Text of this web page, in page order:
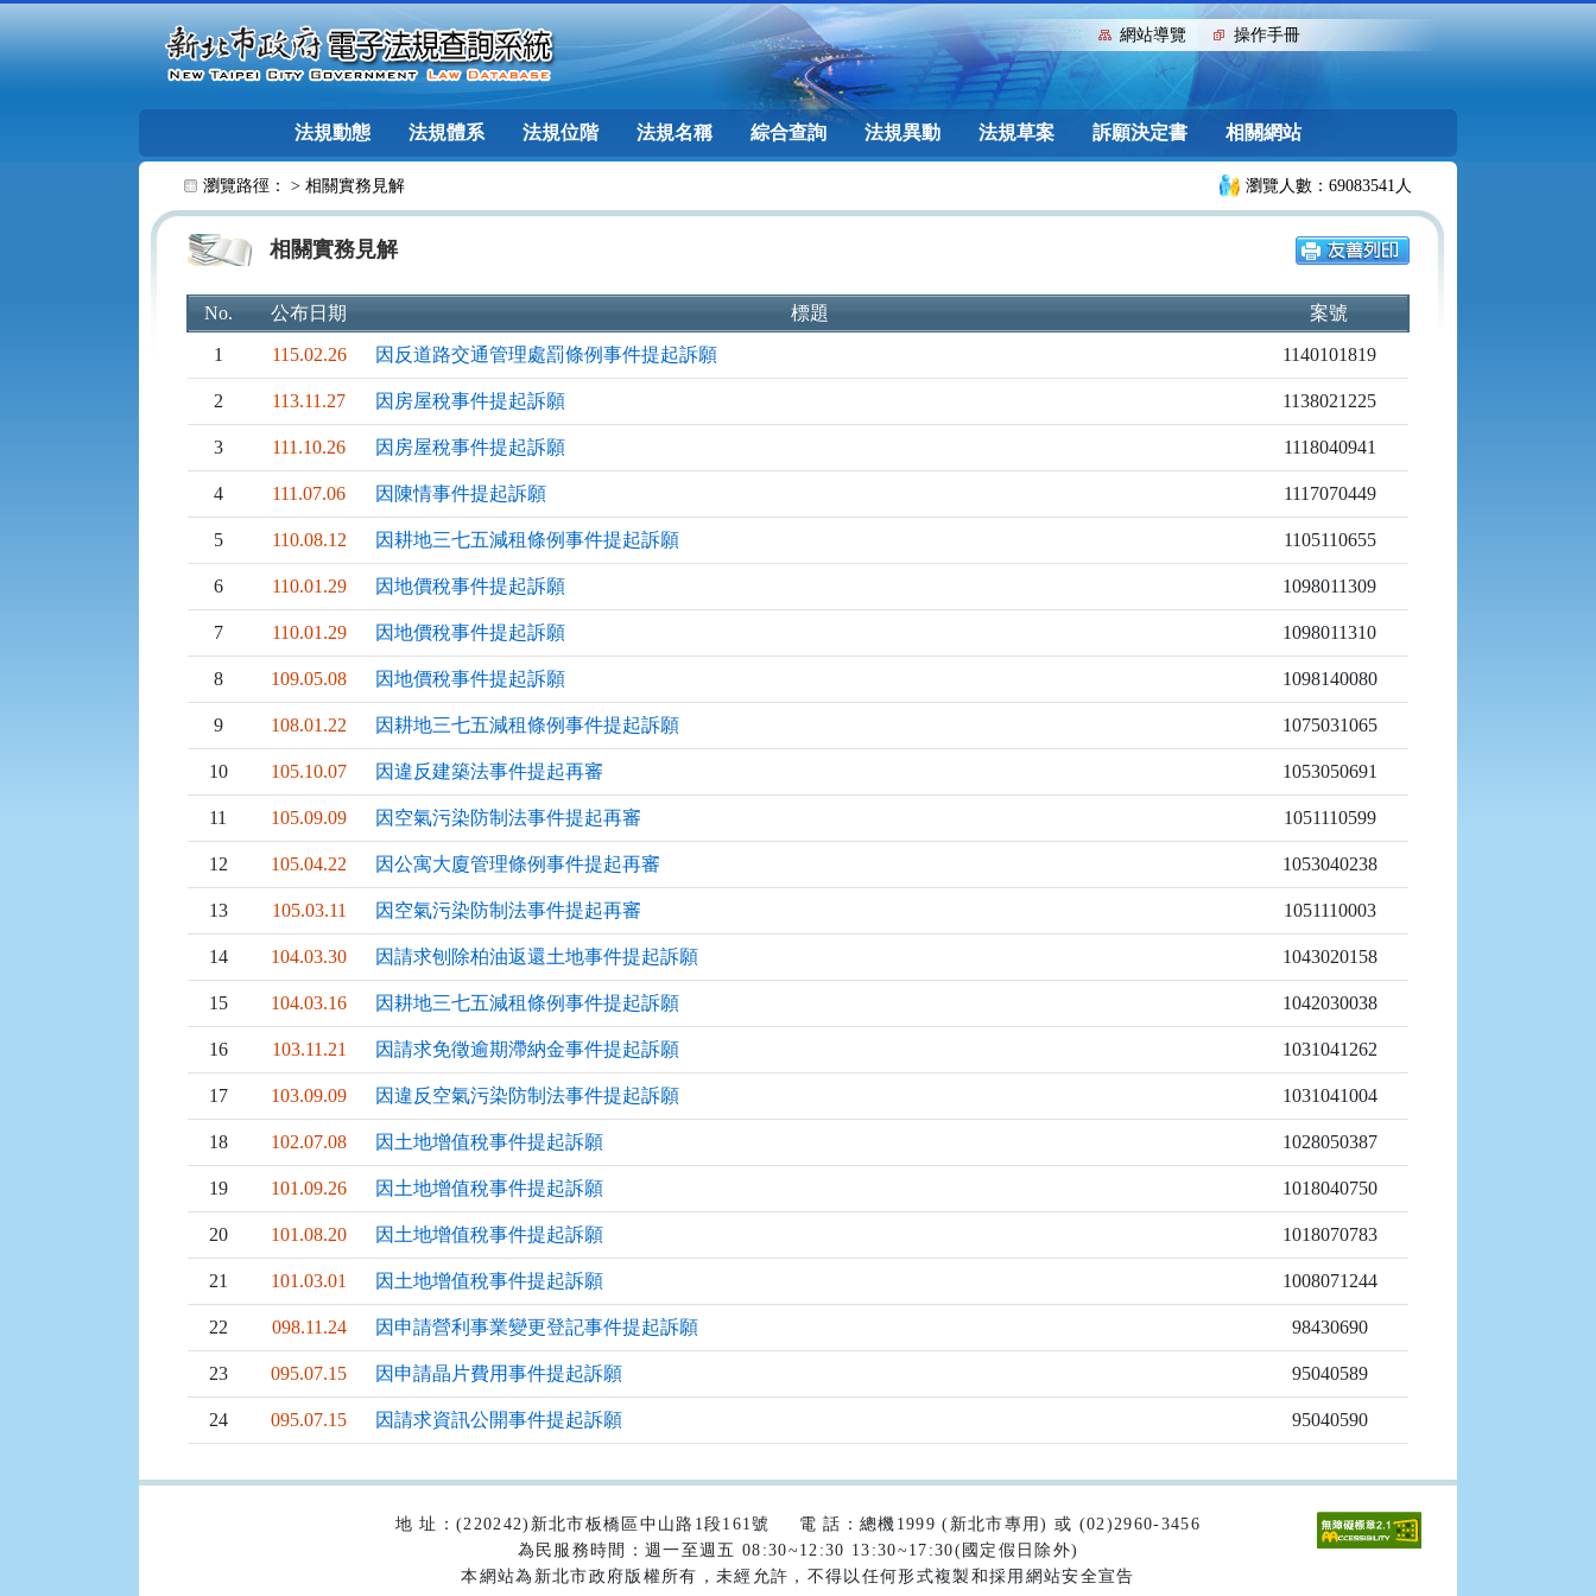
::: 網站導覽 操作手冊
法規動態 法規體系 法規位階 法規名稱 綜合查詢 法規異動 法規草案 訴願決定書 相關網站
瀏覽路徑： > 相關實務見解 瀏覽人數：69083541人
相關實務見解
No. 公布日期 標題 案號
1 115.02.26 因反道路交通管理處罰條例事件提起訴願 1140101819
2 113.11.27 因房屋稅事件提起訴願 1138021225
3 111.10.26 因房屋稅事件提起訴願 1118040941
4 111.07.06 因陳情事件提起訴願 1117070449
5 110.08.12 因耕地三七五減租條例事件提起訴願 1105110655
6 110.01.29 因地價稅事件提起訴願 1098011309
7 110.01.29 因地價稅事件提起訴願 1098011310
8 109.05.08 因地價稅事件提起訴願 1098140080
9 108.01.22 因耕地三七五減租條例事件提起訴願 1075031065
10 105.10.07 因違反建築法事件提起再審 1053050691
11 105.09.09 因空氣污染防制法事件提起再審 1051110599
12 105.04.22 因公寓大廈管理條例事件提起再審 1053040238
13 105.03.11 因空氣污染防制法事件提起再審 1051110003
14 104.03.30 因請求刨除柏油返還土地事件提起訴願 1043020158
15 104.03.16 因耕地三七五減租條例事件提起訴願 1042030038
16 103.11.21 因請求免徵逾期滯納金事件提起訴願 1031041262
17 103.09.09 因違反空氣污染防制法事件提起訴願 1031041004
18 102.07.08 因土地增值稅事件提起訴願 1028050387
19 101.09.26 因土地增值稅事件提起訴願 1018040750
20 101.08.20 因土地增值稅事件提起訴願 1018070783
21 101.03.01 因土地增值稅事件提起訴願 1008071244
22 098.11.24 因申請營利事業變更登記事件提起訴願 98430690
23 095.07.15 因申請晶片費用事件提起訴願 95040589
24 095.07.15 因請求資訊公開事件提起訴願 95040590
地 址：(220242)新北市板橋區中山路1段161號
電 話：總機1999 (新北市專用) 或 (02)2960-3456
為民服務時間：週一至週五 08:30~12:30 13:30~17:30(國定假日除外)
本網站為新北市政府版權所有，未經允許，不得以任何形式複製和採用網站安全宣告